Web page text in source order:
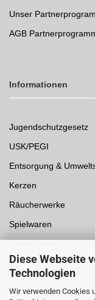
Diese Webseite
Technologien
Wir verwenden Cookies
Unser
AGB
Informationen
Jugendschutzgesetz
USK/PEGI
Entsorgung &
Kerzen
Räucherwerke
Spielwaren
Auszeichnungen /